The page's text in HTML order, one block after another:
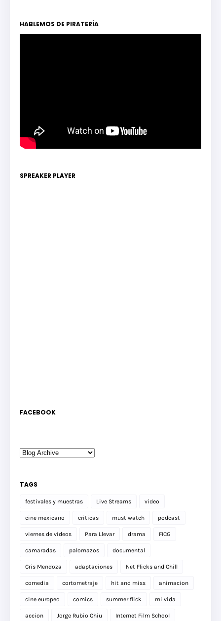
HABLEMOS DE PIRATERÍA
SPREAKER PLAYER
FACEBOOK
TAGS
festivales y muestras Live Streams video
cine mexicano criticas must watch podcast
viernes de videos Para Llevar drama FICG
camaradas palomazos documental
Cris Mendoza adaptaciones Net Flicks and Chill
comedia cortometraje hit and miss animacion
cine europeo comics summer flick mi vida
accion Jorge Rubio Chiu Internet Film School